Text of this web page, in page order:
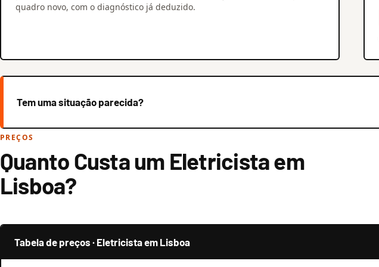
quadro novo, com o diagnóstico já deduzido.
Tem uma situação parecida?
PREÇOS
Quanto Custa um Eletricista em
Lisboa?
Tabela de preços · Eletricista em Lisboa